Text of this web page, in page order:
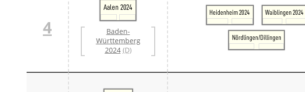
4
Aalen 2024
Baden-
Württemberg
2024 (D)
Heidenheim 2024 Waiblingen 2024
Nördlingen/Dillingen